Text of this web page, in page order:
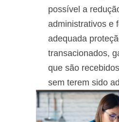
possível a
administrativos e
adequada
transacionados,
que são
sem terem sido